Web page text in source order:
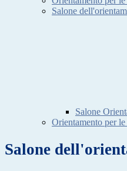
Salone
Salone
Orientamento per
Salone